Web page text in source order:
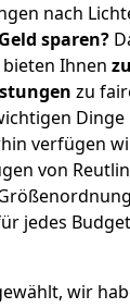
nach
sparen?
Ihnen
zu
verfügen
von
jedes
wir